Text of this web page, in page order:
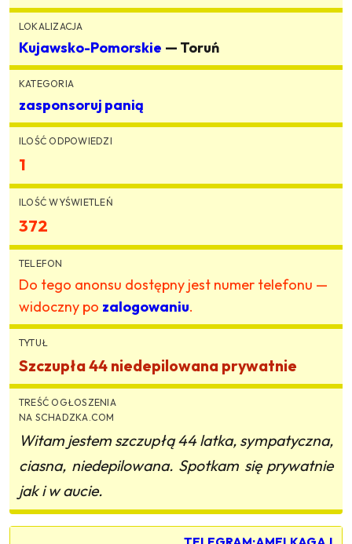
LOKALIZACJA
Kujawsko-Pomorskie — Toruń
KATEGORIA
zasponsoruj panią
ILOŚĆ ODPOWIEDZI
1
ILOŚĆ WYŚWIETLEŃ
372
TELEFON
Do tego anonsu dostępny jest numer telefonu —
widoczny po zalogowaniu.
TYTUŁ
Szczupła 44 niedepilowana prywatnie
TREŚĆ OGŁOSZENIA
NA SCHADZKA.COM
Witam jestem szczupłą 44 latka, sympatyczna,
ciasna, niedepilowana. Spotkam się prywatnie
jak i w aucie.